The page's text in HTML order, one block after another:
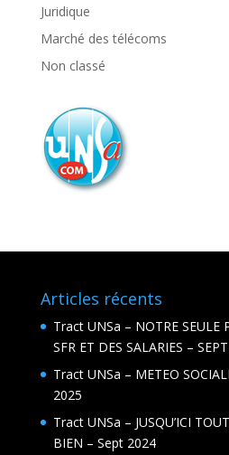
Juridique
Marché des télécoms
Non classé
Articles récents
Tract UNSa – NOTRE SEULE
SFR ET DES SALARIES –
Tract UNSa – METEO
2025
Tract UNSa – JUSQU’ICI
BIEN – Sept 2024